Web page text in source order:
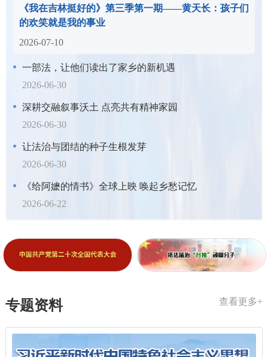
《我在吉林挺好的》第三季第一期——黄天长：孩子们
的欢笑就是我的事业
2026-07-10
一部法，让他们读出了家乡的新机遇
2026-06-30
深耕交融叙事沃土 点亮共有精神家园
2026-06-30
让法治与团结的种子生根发芽
2026-06-30
《给阿嬷的情书》全球上映 唤起乡愁记忆
2026-06-22
专题资料 查看更多+